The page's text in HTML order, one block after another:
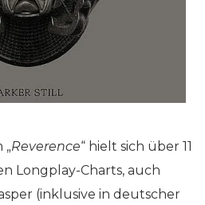
„Reverence“ hielt sich über 11
Longplay-Charts, auch
(inklusive in deutscher